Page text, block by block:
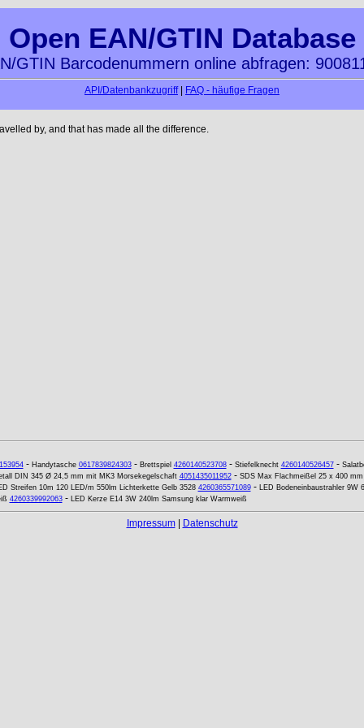
Open EAN/GTIN Database
GTIN Barcodenummern online abfragen:
API/Datenbankzugriff| FAQ - häufige Fragen
by, and that has made all the difference.
- Handytasche 0617839824303- Brettspiel 4260140523708- Stiefelknecht 4260140526457-
DIN 345 Ø 24,5 mm mit MK3 Morsekegelschaft 4051435011952- SDS Max Flachmeißel 25 x 400 mm
Streifen 10m 120 LED/m 550lm Lichterkette Gelb 3528 4260365571089- LED Bodeneinbaustrahler 9W
4260339992063- LED Kerze E14 3W 240lm Samsung klar Warmweiß
Impressum| Datenschutz